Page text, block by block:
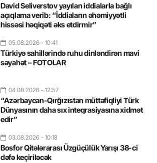
David Seliverstov yayılan iddialarla bağlı
açıqlama verib: “İddiaların əhəmiyyətli
hissəsi həqiqəti əks etdirmir”
05.08.2026 - 10:41
Türkiyə sahillərində ruhu dinləndirən mavi
səyahət – FOTOLAR
04.08.2026 - 12:57
“Azərbaycan-Qırğızıstan müttəfiqliyi Türk
Dünyasının daha sıx inteqrasiyasına xidmət
edir”
03.08.2026 - 10:18
Bosfor Qitələrarası Üzgüçülük Yarışı 38-ci
dəfə keçiriləcək